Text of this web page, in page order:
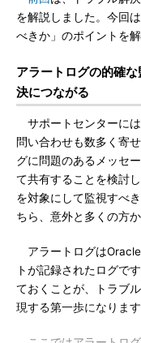
を解説しました。今回
べきか」のポイントを解
アラートログの的確
決につながる
サポートセンターに
問い合わせも数多く寄
グに問題のあるメッセ
て共有することを検討
を対象にして監視すべ
ちら、意外と多くの方
アラートログは
トが記録されたログで
ておくことが、トラブ
現する第一歩になります